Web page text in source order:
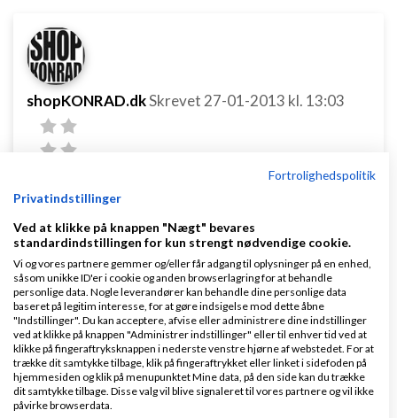
shopKONRAD.dkSkrevet 27-01-2013 kl. 13:03
Denise Conradi:
fedt. tak!
Ved du om man kan have flere brugere på samme
konto?
Med onlinebooq er det sådan her....
1 bruger = 99,- pr. md.
Fortrolighedspolitik
Privatindstillinger
Ved at klikke på knappen "Nægt" bevares
standardindstillingen for kun strengt nødvendige cookie.
Vi og vores partnere gemmer og/eller får adgang til oplysninger på en enhed,
såsom unikke ID'er i cookie og anden browserlagring for at behandle
personlige data. Nogle leverandører kan behandle dine personlige data
baseret på legitim interesse, for at gøre indsigelse mod dette åbne
"Indstillinger". Du kan acceptere, afvise eller administrere dine indstillinger
ved at klikke på knappen "Administrer indstillinger" eller til enhver tid ved at
klikke på fingeraftryksknappen i nederste venstre hjørne af webstedet. For at
trække dit samtykke tilbage, klik på fingeraftrykket eller linket i sidefoden på
hjemmesiden og klik på menupunktet Mine data, på den side kan du trække
dit samtykke tilbage. Disse valg vil blive signaleret til vores partnere og vil ikke
påvirke browserdata.